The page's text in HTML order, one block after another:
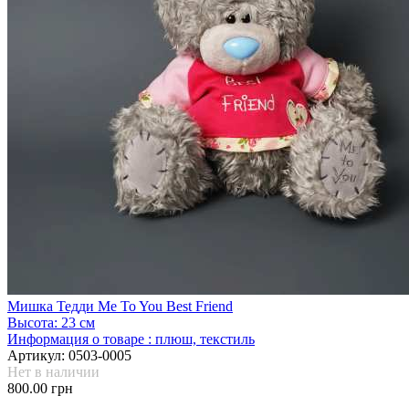
Мишка Тедди Me To You Best Friend
Высота: 23 см
Информация о товаре : плюш, текстиль
Артикул: 0503-0005
Нет в наличии
800.00 грн